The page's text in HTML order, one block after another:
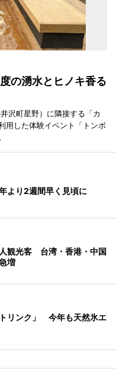
の湧水とヒノキ香る
沢町星野）に隣接する「カ
用した体験イベント「トンボ
より2週間早く見頃に
観光客 台湾・香港・中国
増
リンク」 今年も天然氷エ